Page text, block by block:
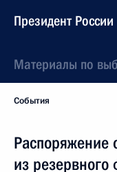
Президент России
Материалы по
События
Распоряжение
из резервного